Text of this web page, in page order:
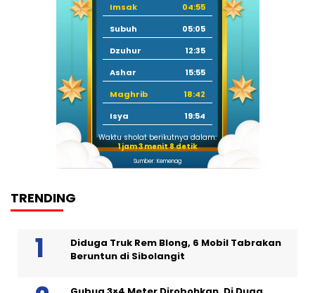
Imsak
04:55
Subuh
05:05
Dzuhur
12:35
Ashar
15:55
Maghrib
18:42
Isya
19:54
Waktu sholat berikutnya dalam:
1 jam 3 menit 7 detik
Sumber: Kemenag
TRENDING
Diduga Truk Rem Blong, 6 Mobil Tabrakan
Beruntun di Sibolangit